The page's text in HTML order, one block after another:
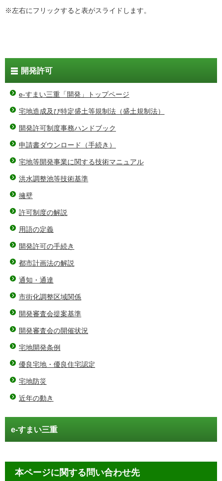
※左右にフリックすると表がスライドします。
開発許可
e-すまい三重「開発」トップページ
宅地造成及び特定盛土等規制法（盛土規制法）
開発許可制度事務ハンドブック
申請書ダウンロード（手続き）
宅地等開発事業に関する技術マニュアル
洪水調整池等技術基準
擁壁
許可制度の解説
用語の定義
開発許可の手続き
都市計画法の解説
通知・通達
市街化調整区域関係
開発審査会提案基準
開発審査会の開催状況
宅地開発条例
優良宅地・優良住宅認定
宅地防災
近年の動き
e-すまい三重
本ページに関する問い合わせ先